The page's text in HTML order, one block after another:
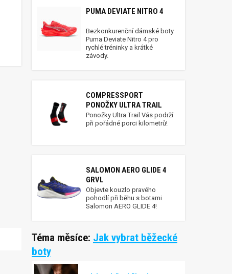
PUMA DEVIATE NITRO 4
Bezkonkurenční dámské boty
Puma Deviate Nitro 4 pro
rychlé tréninky a krátké
závody.
COMPRESSPORT
PONOŽKY ULTRA TRAIL
Ponožky Ultra Trail Vás podrží
při pořádné porci kilometrů!
SALOMON AERO GLIDE 4
GRVL
Objevte kouzlo pravého
pohodlí při běhu s botami
Salomon AERO GLIDE 4!
Téma měsíce: Jak vybrat běžecké
boty